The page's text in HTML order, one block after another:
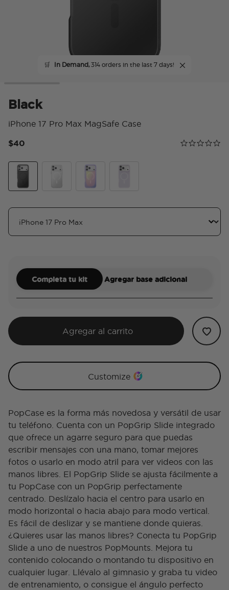
🛒 In Demand,314 orders in the last 7 days!
Black
iPhone 17 Pro Max MagSafe Case
Calificación
0.0 star rating
$40
Completa tu kit Agregar base adicional
Agregar al carrito
Customize
PopCase es la forma más novedosa y versátil de usar
tu teléfono. Cuenta con un PopGrip Slide integrado
que ofrece un agarre seguro para que puedas
escribir mensajes con una mano, tomar mejores
fotos o usarlo en modo atril para ver videos con las
manos libres. El PopGrip Slide se ajusta fácilmente a
tu PopCase con un PopGrip perfectamente
centrado. Deslízalo hacia el centro para usarlo en
modo horizontal o hacia abajo para modo vertical.
Es fácil de deslizar y se mantiene donde quieras.
¿Quieres usar las manos libres? Conecta tu PopGrip
Slide a uno de nuestros PopMounts. Mejora tu
contenido colocando o montando tu dispositivo en
cualquier lugar. Llévalo al gimnasio y graba tu video
de entrenamiento, o consigue el ángulo perfecto